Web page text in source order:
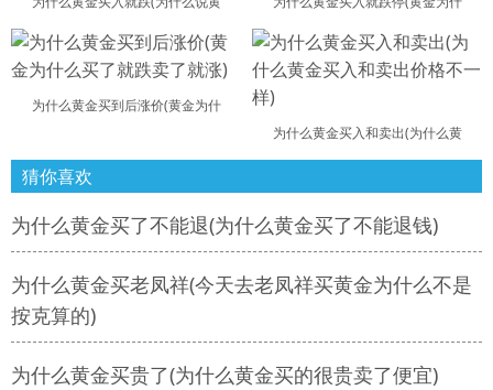
为什么黄金买到后涨价(黄金为什
为什么黄金买入和卖出(为什么黄
猜你喜欢
为什么黄金买了不能退(为什么黄金买了不能退钱)
为什么黄金买老凤祥(今天去老凤祥买黄金为什么不是
按克算的)
为什么黄金买贵了(为什么黄金买的很贵卖了便宜)